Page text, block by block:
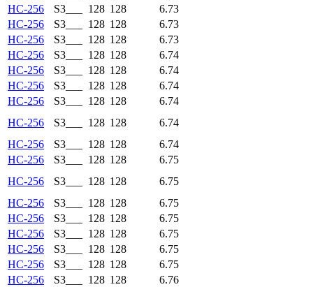
HC-256
S3___ 128 128
6.73
HC-256
S3___ 128 128
6.73
HC-256
S3___ 128 128
6.73
HC-256
S3___ 128 128
6.74
HC-256
S3___ 128 128
6.74
HC-256
S3___ 128 128
6.74
HC-256
S3___ 128 128
6.74
HC-256
S3___ 128 128
6.74
HC-256
S3___ 128 128
6.74
HC-256
S3___ 128 128
6.75
HC-256
S3___ 128 128
6.75
HC-256
S3___ 128 128
6.75
HC-256
S3___ 128 128
6.75
HC-256
S3___ 128 128
6.75
HC-256
S3___ 128 128
6.75
HC-256
S3___ 128 128
6.75
HC-256
S3___ 128 128 6.76